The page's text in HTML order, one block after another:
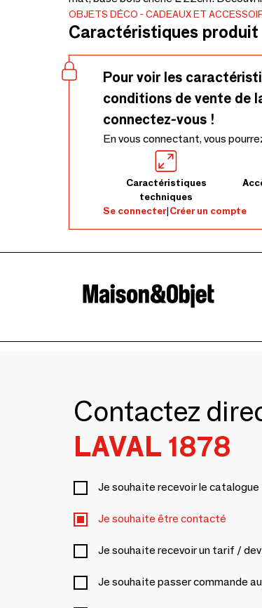
OBJETS DÉCO CADEAUX ET
Caractéristiques produit
Pour voir les
conditions de vente de
connectez-vous !
En vous connectant, vous
Caractéristiques
techniques
Se connecter|Créer un compte
Contactez
LAVAL 1878
Je souhaite recevoir le catalogue
Je souhaite être contacté
Je souhaite recevoir un tarif /
Je souhaite passer commande